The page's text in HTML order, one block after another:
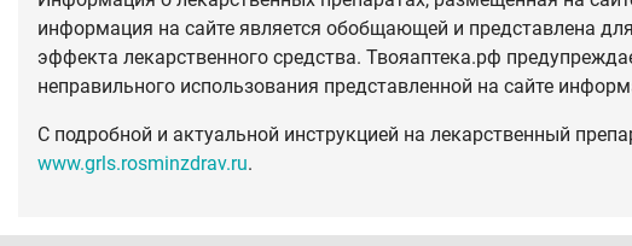
информация на сайте является обобщающей и представлена
эффекта лекарственного средства. Твояаптека.рф
неправильного использования представленной на сайте
С подробной и актуальной инструкцией на лекарственный
www.grls.rosminzdrav.ru.